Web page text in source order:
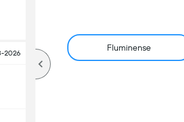
2026
Fluminense